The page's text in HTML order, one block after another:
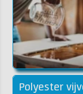
Polyester